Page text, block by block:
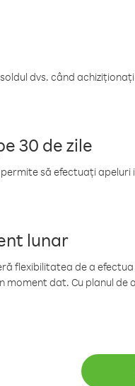
dvs. când
30 de zile
permite să efectuați
lunar
flexibilitatea de a
moment dat. Cu planul